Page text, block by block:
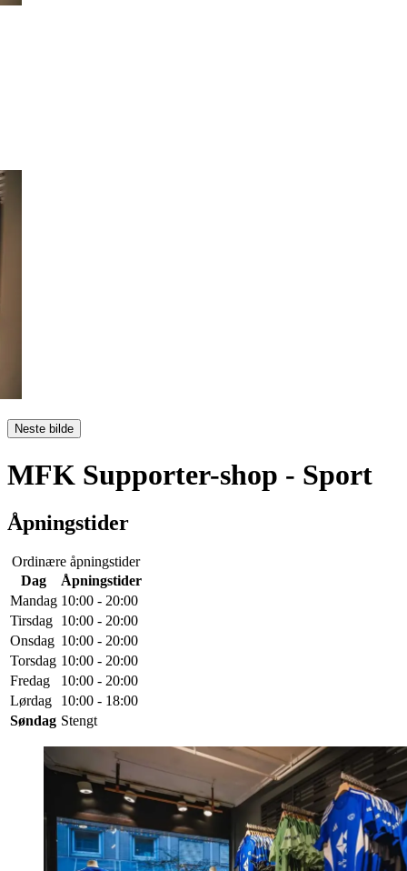
Neste bilde
MFK Supporter-shop - Sport
Åpningstider
Ordinære åpningstider
Dag
Åpningstider
Mandag 10:00 - 20:00
Tirsdag 10:00 - 20:00
Onsdag 10:00 - 20:00
Torsdag 10:00 - 20:00
Fredag
10:00 - 20:00
Lørdag
10:00 - 18:00
Søndag Stengt